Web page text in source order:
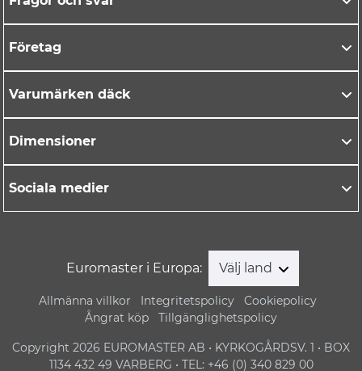
Företag
Varumärken däck
Dimensioner
Sociala medier
Euromaster i Europa: Välj land
Allmänna villkor Integritetspolicy
Cookiepolicy
Ångrat köp
Tillgänglighetspolicy
Copyright 2026 EUROMASTER AB • KYRKOGÅRDSV. 1 • BOX
1134 432 49 VARBERG • TEL: +46 (0) 340 829 00